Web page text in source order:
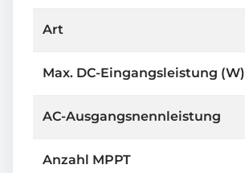
Art
Max. DC-Eingangsleistung (W)
AC-Ausgangsnennleistung
Anzahl MPPT